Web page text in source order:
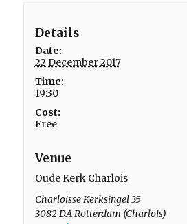
Details
Date:
22 December 2017
Time:
19:30
Cost:
Free
Venue
Oude Kerk Charlois
Charloisse Kerksingel 35
3082 DARotterdam (Charlois)